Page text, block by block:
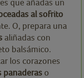
que añadas un
al sofrito
O, prepara una
aliñadas con
balsámico.
los corazones
panaderas o